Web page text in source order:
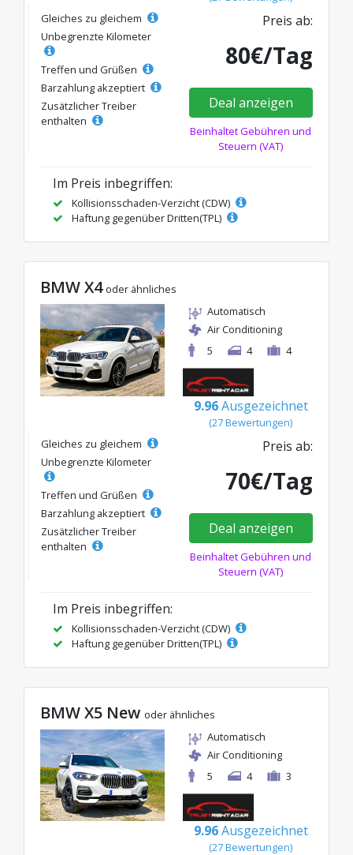
Gleiches zu gleichem
Unbegrenzte Kilometer
Treffen und Grüßen
Barzahlung akzeptiert
Zusätzlicher Treiber
enthalten
Preis ab:
80€/Tag
Deal anzeigen
Beinhaltet Gebühren und
Steuern (VAT)
Im Preis inbegriffen:
Kollisionsschaden-Verzicht (CDW)
Haftung gegenüber Dritten(TPL)
BMW X4 oder ähnliches
Automatisch
Air Conditioning
5
4 4
9.96 Ausgezeichnet
(27 Bewertungen)
Gleiches zu gleichem
Unbegrenzte Kilometer
Treffen und Grüßen
Barzahlung akzeptiert
Zusätzlicher Treiber
enthalten
Preis ab:
70€/Tag
Deal anzeigen
Beinhaltet Gebühren und
Steuern (VAT)
Im Preis inbegriffen:
Kollisionsschaden-Verzicht (CDW)
Haftung gegenüber Dritten(TPL)
BMW X5 New oder ähnliches
Automatisch
Air Conditioning
5
4 3
9.96 Ausgezeichnet
(27 Bewertungen)